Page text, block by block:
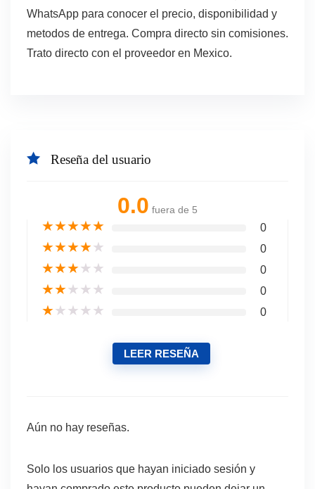
WhatsApp para conocer el precio, disponibilidad y
metodos de entrega. Compra directo sin comisiones.
Trato directo con el proveedor en Mexico.
Reseña del usuario
0.0 fuera de 5
★★★★★ 0
★★★★★ 0
★★★★★ 0
★★★★★ 0
★★★★★ 0
LEER RESEÑA
Aún no hay reseñas.
Solo los usuarios que hayan iniciado sesión y